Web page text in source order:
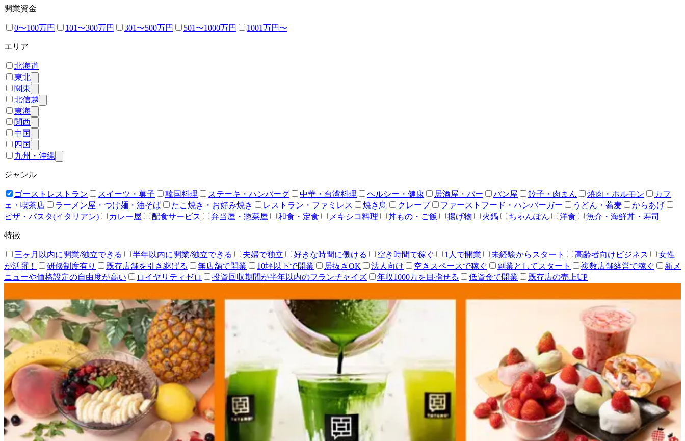
開業資金
0〜100万円 101〜300万円 301〜500万円 501〜1000万円 1001万円〜
エリア
北海道
東北
関東
北信越
東海
関西
中国
四国
九州・沖縄
ジャンル
ゴーストレストラン スイーツ・菓子 韓国料理 ステーキ・ハンバーグ 中華・台湾料理 ヘルシー・健康 居酒屋・バー パン屋 餃子・肉まん 焼肉・ホルモン
カフ
ェ・喫茶店
ラーメン屋・つけ麺・油そば たこ焼き・お好み焼き レストラン・ファミレス 焼き鳥 クレープ ファーストフード・ハンバーガー うどん・蕎麦
からあげ
ピザ・パスタ(イタリアン)
カレー屋 配食サービス 弁当屋・惣菜屋 和食・定食 メキシコ料理 丼もの・ご飯 揚げ物 火鍋 ちゃんぽん 洋食 魚介・海鮮丼・寿司
特徴
三ヶ月以内に開業/独立できる 半年以内に開業/独立できる 夫婦で独立 好きな時間に働ける 空き時間で稼ぐ 1人で開業 未経験からスタート 高齢者向けビジネス
女性
が活躍！
研修制度有り 既存店舗を引き継げる 無店舗で開業 10坪以下で開業 居抜きOK 法人向け 空きスペースで稼ぐ 副業としてスタート 複数店舗経営で稼ぐ
新メ
ニューや価格設定の自由度が高い
ロイヤリティゼロ 投資回収期間が半年以内のフランチャイズ 年収1000万を目指せる 低資金で開業 既存店の売上UP